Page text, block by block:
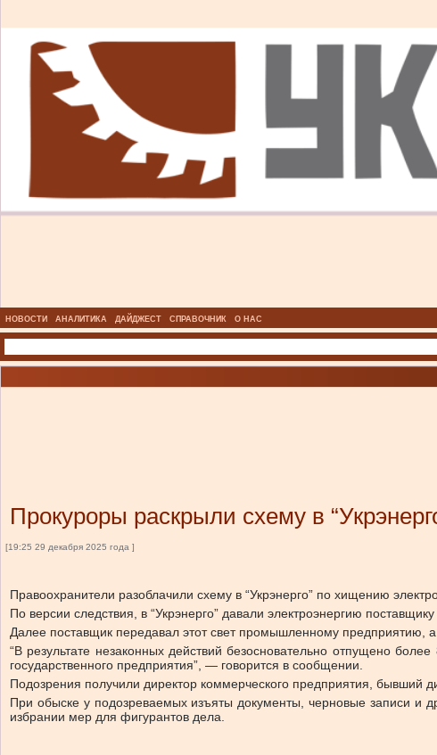
НОВОСТИ АНАЛИТИКА ДАЙДЖЕСТ СПРАВОЧНИК О НАС
Прокуроры раскрыли схему в
[19:25 29 декабря 2025 года ]
Правоохранители разоблачили схему в “Укрэнерго” по хищению
По версии следствия, в “Укрэнерго” давали электроэнергию
Далее поставщик передавал этот свет промышленному предприятию, а
“В результате незаконных действий безосновательно отпущено
государственного предприятия”, — говорится в сообщении.
Подозрения получили директор коммерческого предприятия, бывший
При обыске у подозреваемых изъяты документы, черновые записи и
избрании мер для фигурантов дела.